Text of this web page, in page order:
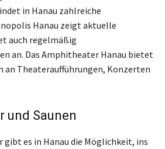
in Hanau zahlreiche
Hanau zeigt aktuelle
auch regelmäßig
an. Das Amphitheater Hanau bietet
an Theateraufführungen, Konzerten
und Saunen
gibt es in Hanau die Möglichkeit, ins